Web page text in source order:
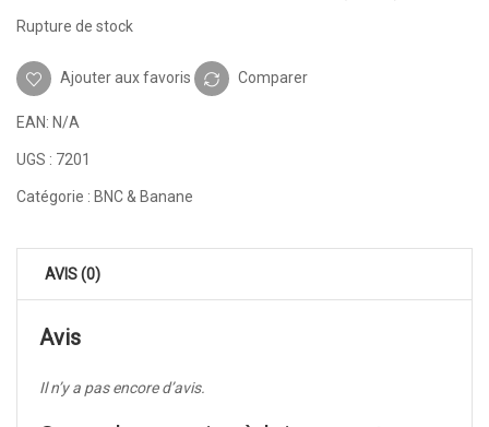
Rupture de stock
Ajouter aux favoris Comparer
EAN: N/A
UGS : 7201
Catégorie : BNC & Banane
AVIS (0)
Avis
Il n’y a pas encore d’avis.